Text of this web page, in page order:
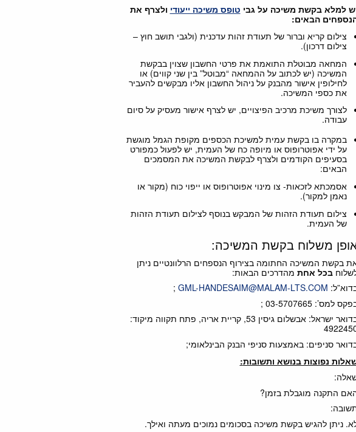
למלא בקשת משיכה על גבי טופס משיכה ייעודי ולצרף את
הבאים:
צילום קריא וברור של תעודת זהות עדכנית (ולגבי תושב חוץ –
צילום דרכון).
המחאה מבוטלת התואמת את פרטי החשבון שצוין בבקשת
המשיכה (יש לכתוב על ההמחאה “מבוטל” בין שני קווים) או
לחילופין אישור מהבנק על ניהול החשבון אליו מבקשים להעביר
את כספי המשיכה.
לצורך משיכת מרכיב הפיצויים, יש לצרף אישור מעסיק על סיום
עבודה.
במקרה בו בקשת עמית למשיכת הכספים מקופת הגמל מוגשת
על ידי אפוטרופוס או מיופה כח של העמית, יש לפעול כמפורט
בסעיפים הקודמים ולצרף לבקשת המשיכה את המסמכים
הבאים:
אסמכתא לזכאות- צו מינוי אפוטרופוס או ייפוי כוח (מקור או
נאמן למקור).
צילום תעודת הזהות של המבקש בנוסף לצילום תעודת הזהות
של העמית.
משלוח בקשת המשיכה:
בקשת המשיכה החתומה בצירוף הנספחים הרלוונטיים ניתן
בכל אחת מהדרכים הבאות:
GML-HANDESAIM@MALAM-LTS.COM
;
למס’: 03-5707665 ;
בדואר ישראל: אבשלום גיסין 53, קריית אריה, פתח תקווה מיקוד:
סניפים: באמצעות סניפי הבנק הבינלאומי;
נפוצות בנושא ותשובות:
התקנה מוגבלת בזמן?
ניתן להגיש בקשת משיכה בסכומים נמוכים מעתה ואילך.